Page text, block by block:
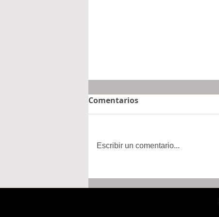
El CCLEH en Hidalgo
acuerda más de 121
Comentarios
Escribir un comentario...